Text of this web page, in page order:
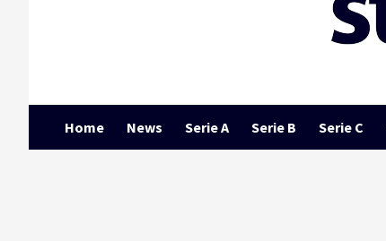
Home News Serie A Serie B Serie C